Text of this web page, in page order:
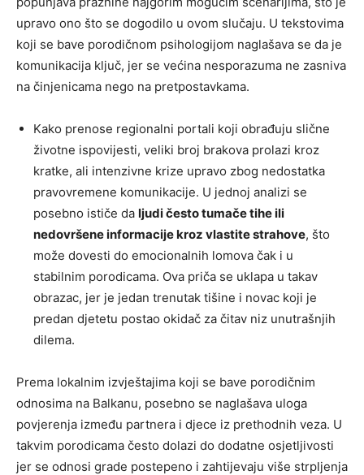
upravo ono što se dogodilo u ovom slučaju. U tekstovima
koji se bave porodičnom psihologijom naglašava se da je
komunikacija ključ, jer se većina nesporazuma ne zasniva
na činjenicama nego na pretpostavkama.
Kako prenose regionalni portali koji obrađuju slične
životne ispovijesti, veliki broj brakova prolazi kroz
kratke, ali intenzivne krize upravo zbog nedostatka
pravovremene komunikacije. U jednoj analizi se
posebno ističe da ljudi često tumače tihe ili
nedovršene informacije kroz vlastite strahove, što
može dovesti do emocionalnih lomova čak i u
stabilnim porodicama. Ova priča se uklapa u takav
obrazac, jer je jedan trenutak tišine i novac koji je
predan djetetu postao okidač za čitav niz unutrašnjih
dilema.
Prema lokalnim izvještajima koji se bave porodičnim
odnosima na Balkanu, posebno se naglašava uloga
povjerenja između partnera i djece iz prethodnih veza. U
takvim porodicama često dolazi do dodatne osjetljivosti
jer se odnosi grade postepeno i zahtijevaju više strpljenja